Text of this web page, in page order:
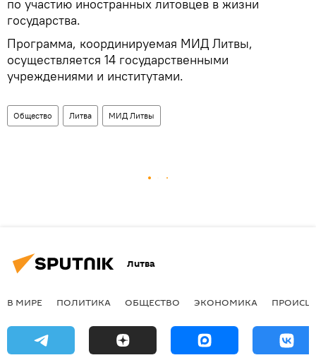
по участию иностранных литовцев в жизни
государства.
Программа, координируемая МИД Литвы,
осуществляется 14 государственными
учреждениями и институтами.
Общество Литва МИД Литвы
Литва
В МИРЕ ПОЛИТИКА ОБЩЕСТВО ЭКОНОМИКА